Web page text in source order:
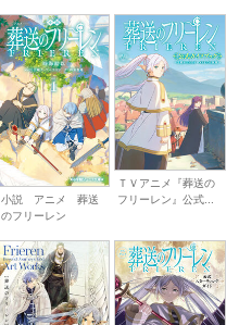
小説 アニメ 葬送
のフリーレン
ＴＶアニメ『葬送の
フリーレン』公式...